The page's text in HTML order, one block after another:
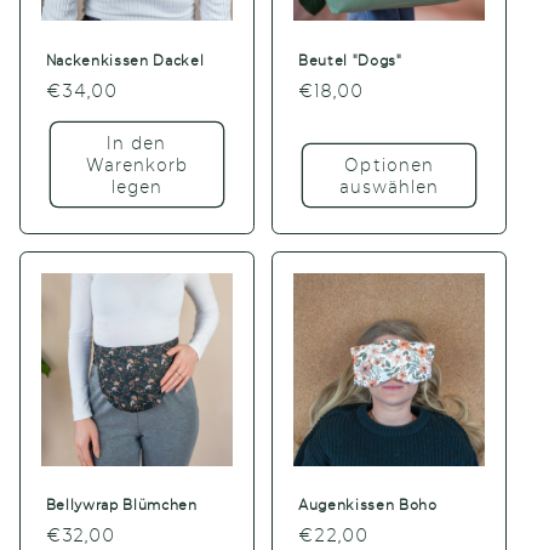
Nackenkissen Dackel
Normaler
Preis
€34,00
In den
Warenkorb
legen
Beutel "Dogs"
Normaler
€18,00
Optionen
auswählen
Bellywrap Blümchen
Normaler
€32,00
Augenkissen Boho
Normaler
€22,00